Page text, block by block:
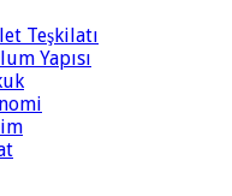
Teşkilatı
Yapısı